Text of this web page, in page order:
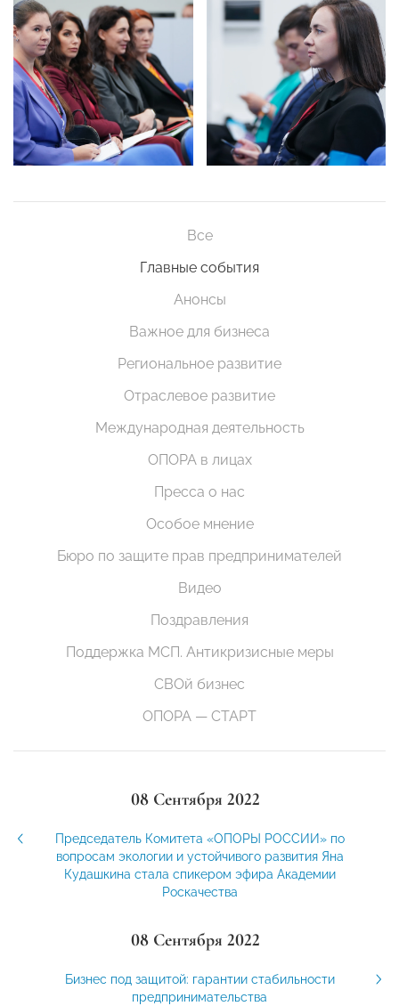
Все
Главные события
Анонсы
Важное для бизнеса
Региональное развитие
Отраслевое развитие
Международная деятельность
ОПОРА в лицах
Пресса о нас
Особое мнение
Бюро по защите прав предпринимателей
Видео
Поздравления
Поддержка МСП. Антикризисные меры
СВОй бизнес
ОПОРА — СТАРТ
08 Сентября 2022
Председатель Комитета «ОПОРЫ РОССИИ» по
вопросам экологии и устойчивого развития Яна
Кудашкина стала спикером эфира Академии
Роскачества
08 Сентября 2022
Бизнес под защитой: гарантии стабильности
предпринимательства